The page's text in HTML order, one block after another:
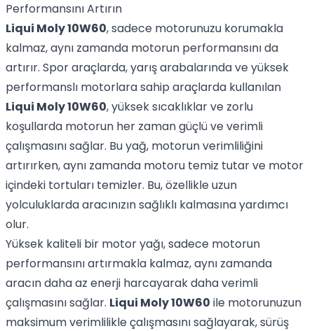
Performansını Artırın
Liqui Moly 10W60, sadece motorunuzu korumakla
kalmaz, aynı zamanda motorun performansını da
artırır. Spor araçlarda, yarış arabalarında ve yüksek
performanslı motorlara sahip araçlarda kullanılan
Liqui Moly 10W60, yüksek sıcaklıklar ve zorlu
koşullarda motorun her zaman güçlü ve verimli
çalışmasını sağlar. Bu yağ, motorun verimliliğini
artırırken, aynı zamanda motoru temiz tutar ve motor
içindeki tortuları temizler. Bu, özellikle uzun
yolculuklarda aracınızın sağlıklı kalmasına yardımcı
olur.
Yüksek kaliteli bir motor yağı, sadece motorun
performansını artırmakla kalmaz, aynı zamanda
aracın daha az enerji harcayarak daha verimli
çalışmasını sağlar. Liqui Moly 10W60 ile motorunuzun
maksimum verimlilikle çalışmasını sağlayarak, sürüş